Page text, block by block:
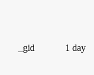
_gid 1 day